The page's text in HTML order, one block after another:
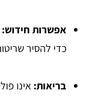
אפשרות חידוש:
כדי להסיר
בריאות: אינו